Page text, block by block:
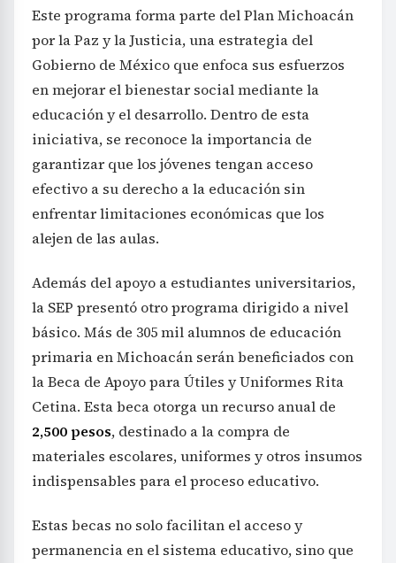
Este programa forma parte del Plan Michoacán
por la Paz y la Justicia, una estrategia del
Gobierno de México que enfoca sus esfuerzos
en mejorar el bienestar social mediante la
educación y el desarrollo. Dentro de esta
iniciativa, se reconoce la importancia de
garantizar que los jóvenes tengan acceso
efectivo a su derecho a la educación sin
enfrentar limitaciones económicas que los
alejen de las aulas.
Además del apoyo a estudiantes universitarios,
la SEP presentó otro programa dirigido a nivel
básico. Más de 305 mil alumnos de educación
primaria en Michoacán serán beneficiados con
la Beca de Apoyo para Útiles y Uniformes Rita
Cetina. Esta beca otorga un recurso anual de
2,500 pesos, destinado a la compra de
materiales escolares, uniformes y otros insumos
indispensables para el proceso educativo.
Estas becas no solo facilitan el acceso y
permanencia en el sistema educativo, sino que